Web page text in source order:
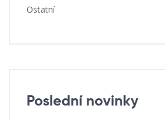
Ostatní
Poslední novinky